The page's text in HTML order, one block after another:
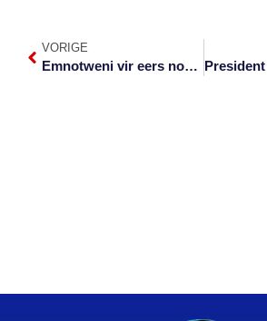
VORIGE
Emnotweni vir eers nog toe